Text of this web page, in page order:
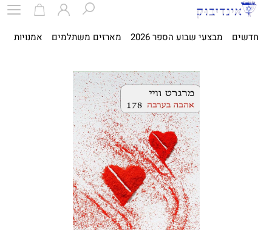
חדשים מבצעי שבוע הספר 2026 מארזים משתלמים אמנויות